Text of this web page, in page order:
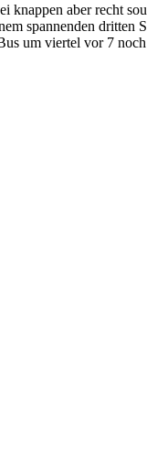
aber recht
spannenden dritten
um viertel vor 7